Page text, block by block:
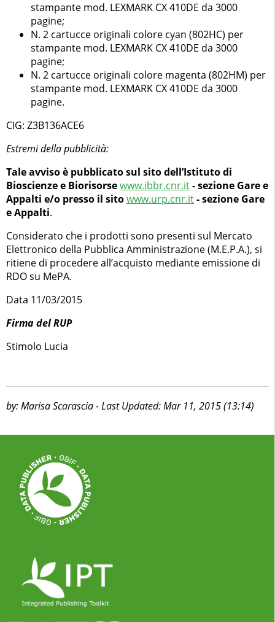
stampante mod. LEXMARK CX 410DE da 3000
pagine;
N. 2 cartucce originali colore cyan (802HC) per
stampante mod. LEXMARK CX 410DE da 3000
pagine;
N. 2 cartucce originali colore magenta (802HM) per
stampante mod. LEXMARK CX 410DE da 3000
pagine.
CIG: Z3B136ACE6
Estremi della pubblicità:
Tale avviso è pubblicato sul sito dell’Istituto di
Bioscienze e Biorisorsewww.ibbr.cnr.it- sezione Gare e
Appalti e/o presso il sitowww.urp.cnr.it- sezione Gare
e Appalti.
Considerato che i prodotti sono presenti sul Mercato
Elettronico della Pubblica Amministrazione (M.E.P.A.), si
ritiene di procedere all’acquisto mediante emissione di
RDO su MePA.
Data 11/03/2015
Firma del RUP
Stimolo Lucia
by: Marisa Scarascia - Last Updated: Mar 11, 2015 (13:14)